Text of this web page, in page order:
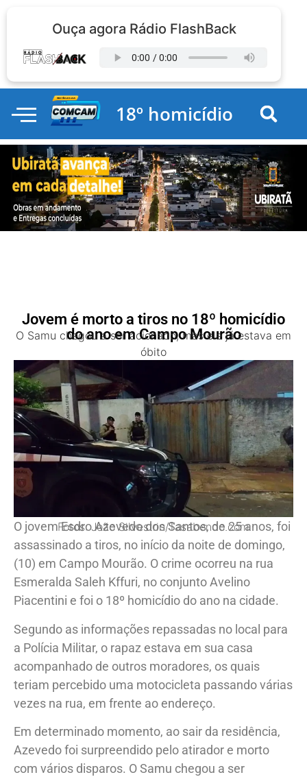
Ouça agora Rádio FlashBack
18º homicídio
Jovem é morto a tiros no 18º homicídio
do ano em Campo Mourão
O Samu chegou a ser acionado, mas ele já estava em
óbito
Fotos: João Silvestrin/Tasabendo.com
O jovem Esdro Azevedo dos Santos, de 25 anos, foi
assassinado a tiros, no início da noite de domingo,
(10) em Campo Mourão. O crime ocorreu na rua
Esmeralda Saleh Kffuri, no conjunto Avelino
Piacentini e foi o 18º homicídio do ano na cidade.
Segundo as informações repassadas no local para
a Polícia Militar, o rapaz estava em sua casa
acompanhado de outros moradores, os quais
teriam percebido uma motocicleta passando várias
vezes na rua, em frente ao endereço.
Em determinado momento, ao sair da residência,
Azevedo foi surpreendido pelo atirador e morto
com vários disparos. O Samu chegou a ser